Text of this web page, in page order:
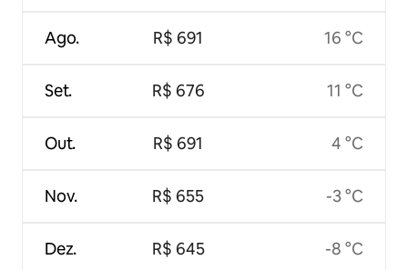
Ago.
Set.
Out.
Nov.
Dez.
R$ 691
R$ 676
R$ 691
R$ 655
R$ 645
16 °C
11 °C
4 °C
-3 °C
-8 °C